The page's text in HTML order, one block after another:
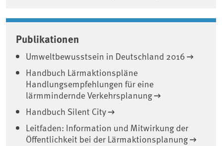
Publikationen
Umweltbewusstsein in Deutschland 2016
Handbuch Lärmaktionspläne
Handlungsempfehlungen für eine
lärmmindernde Verkehrsplanung
Handbuch Silent City
Leitfaden: Information und Mitwirkung der
Öffentlichkeit bei der Lärmaktionsplanung